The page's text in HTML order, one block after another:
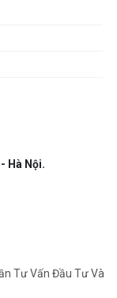
Hà Nội.
Tư Vấn Đầu Tư Và